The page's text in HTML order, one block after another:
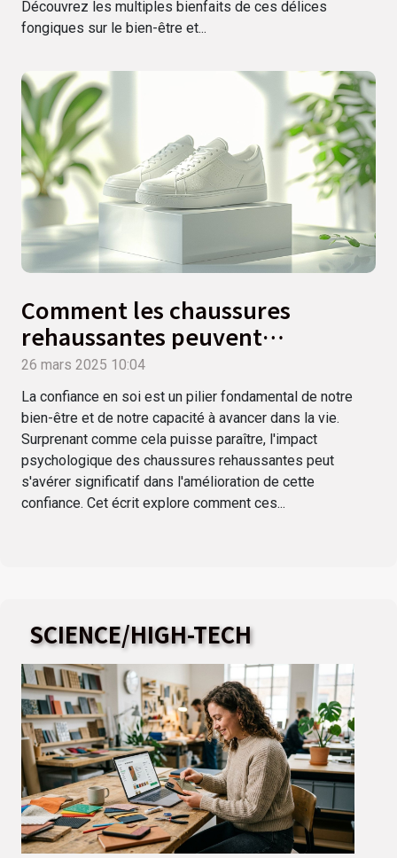
Découvrez les multiples bienfaits de ces délices
fongiques sur le bien-être et...
Comment les chaussures
rehaussantes peuvent
augmenter la confiance en soi
26 mars 2025 10:04
La confiance en soi est un pilier fondamental de notre
bien-être et de notre capacité à avancer dans la vie.
Surprenant comme cela puisse paraître, l'impact
psychologique des chaussures rehaussantes peut
s'avérer significatif dans l'amélioration de cette
confiance. Cet écrit explore comment ces...
SCIENCE/HIGH-TECH